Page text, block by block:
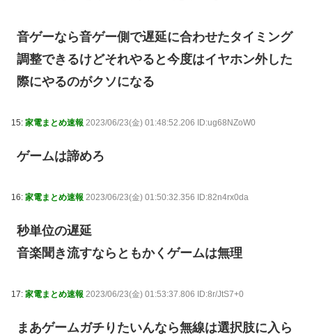
音ゲーなら音ゲー側で遅延に合わせたタイミング
調整できるけどそれやると今度はイヤホン外した
際にやるのがクソになる
15: 家電まとめ速報 2023/06/23(金) 01:48:52.206 ID:ug68NZoW0
ゲームは諦めろ
16: 家電まとめ速報 2023/06/23(金) 01:50:32.356 ID:82n4rx0da
秒単位の遅延
音楽聞き流すならともかくゲームは無理
17: 家電まとめ速報 2023/06/23(金) 01:53:37.806 ID:8r/JtS7+0
まあゲームガチりたいんなら無線は選択肢に入ら